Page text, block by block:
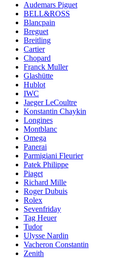
Audemars Piguet
BELL&ROSS
Blancpain
Breguet
Breitling
Cartier
Chopard
Franck Muller
Glashütte
Hublot
IWC
Jaeger LeCoultre
Konstantin Chaykin
Longines
Montblanc
Omega
Panerai
Parmigiani Fleurier
Patek Philippe
Piaget
Richard Mille
Roger Dubuis
Rolex
Sevenfriday
Tag Heuer
Tudor
Ulysse Nardin
Vacheron Constantin
Zenith